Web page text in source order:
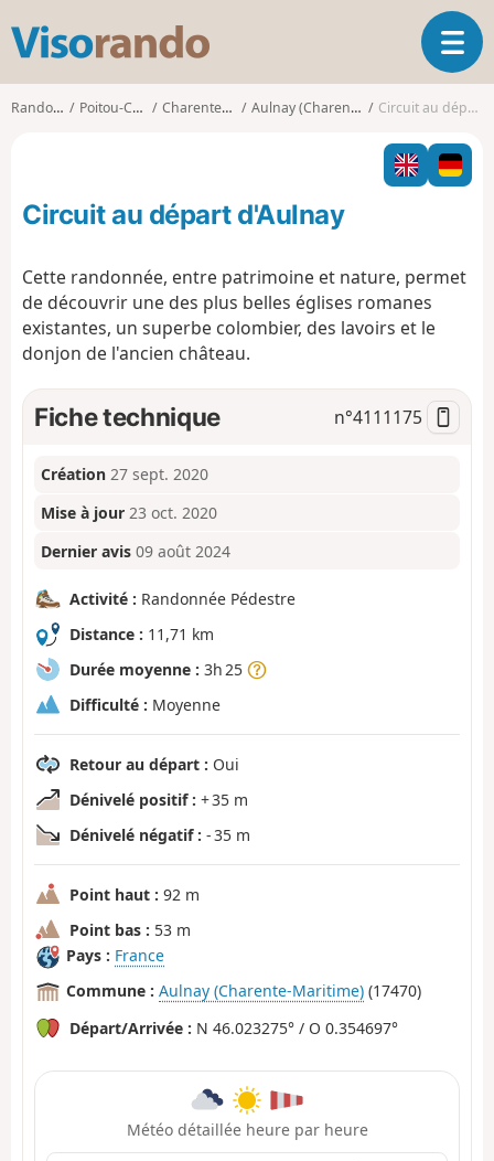
s
o
o
O
u
v
i
r
l
v
i
o
Randonnées Poitou-Charentes Charente-Maritime Aulnay (Charente-Maritime) Circuit au départ d'Aulnay
Circuit au départ d'Aulnay
Cette randonnée, entre patrimoine et nature, permet
de découvrir une des plus belles églises romanes
existantes, un superbe colombier, des lavoirs et le
donjon de l'ancien château.
Fiche technique n°4111175
Création 27 sept. 2020
Mise à jour 23 oct. 2020
Dernier avis 09 août 2024
Activité : Randonnée Pédestre
Distance : 11,71 km
Durée moyenne : 3h 25
Difficulté : Moyenne
Retour au départ : Oui
Dénivelé positif : + 35 m
Dénivelé négatif : - 35 m
Point haut : 92 m
Point bas : 53 m
Pays : France
Commune : Aulnay (Charente-Maritime) (17470)
Départ/Arrivée : N 46.023275° / O 0.354697°
Météo détaillée heure par heure